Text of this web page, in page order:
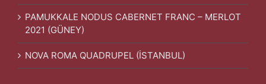
PAMUKKALE NODUS CABERNET FRANC – MERLOT
2021 (GÜNEY)
NOVA ROMA QUADRUPEL (İSTANBUL)